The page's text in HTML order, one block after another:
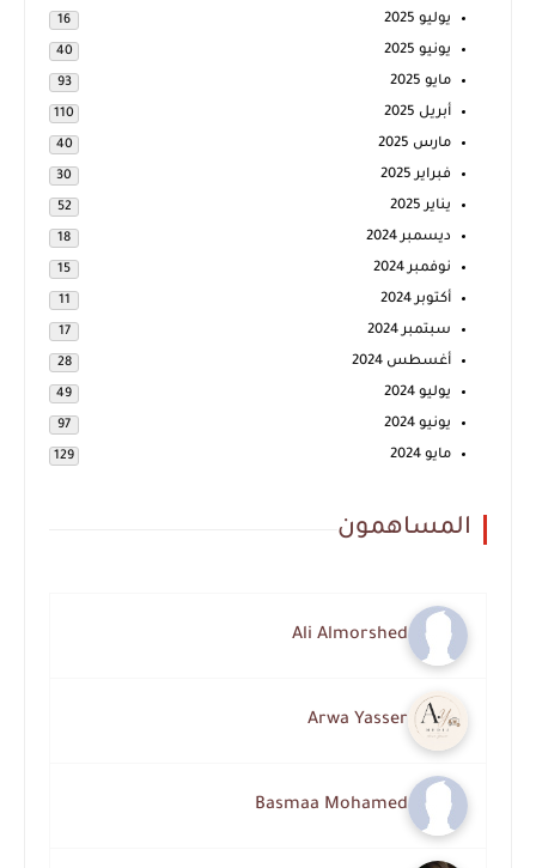
يوليو 2025 16
يونيو 2025 40
مايو 2025 93
أبريل 2025 110
مارس 2025 40
فبراير 2025 30
يناير 2025 52
ديسمبر 2024 18
نوفمبر 2024 15
أكتوبر 2024 11
سبتمبر 2024 17
أغسطس 2024 28
يوليو 2024 49
يونيو 2024 97
مايو 2024 129
المساهمون
Ali Almorshed
Arwa Yasser
Basmaa Mohamed